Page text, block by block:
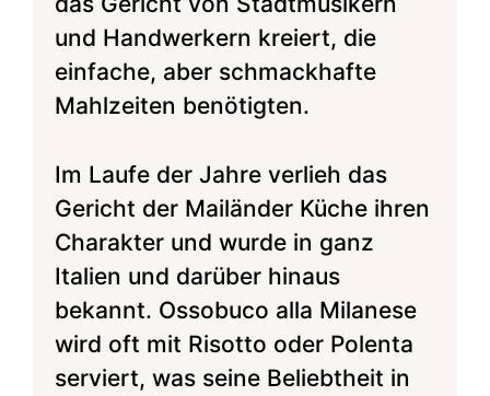
und Handwerkern kreiert, die
einfache, aber schmackhafte
Mahlzeiten benötigten.
Im Laufe der Jahre verlieh das
Gericht der Mailänder Küche ihren
Charakter und wurde in ganz
Italien und darüber hinaus
bekannt. Ossobuco alla Milanese
wird oft mit Risotto oder Polenta
serviert, was seine Beliebtheit in